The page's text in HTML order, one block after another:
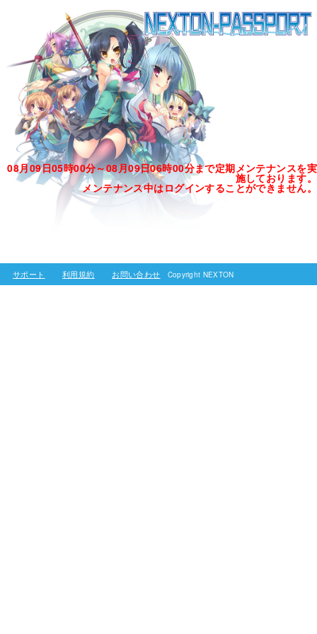
08月09日05時00分～08月09日06時00分まで定期メンテナンスを実
施しております。
メンテナンス中はログインすることができません。
サポート 利用規約 お問い合わせ Copyright NEXTON